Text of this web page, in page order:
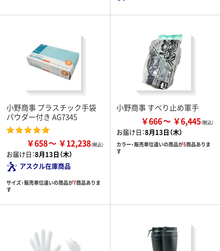
小野商事 プラスチック手袋
パウダー付き AG7345
￥658 ￥12,238
お届け日：8月13日（木）
アスクル在庫商品
サイズ・販売単位違いの商品が7商品ありま
す
小野商事 すべり止め軍手
￥666 ￥6,445
お届け日：8月13日（木）
カラー・販売単位違いの商品が5商品ありま
す